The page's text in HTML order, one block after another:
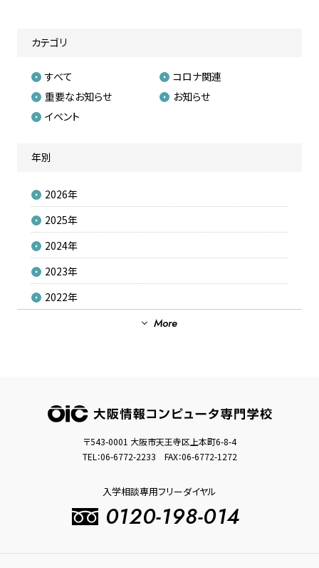
カテゴリ
すべて
コロナ関連
重要なお知らせ
お知らせ
イベント
年別
2026年
2025年
2024年
2023年
2022年
2017年
2013年
More
〒543-0001 大阪市天王寺区上本町6-8-4
TEL：06-6772-2233 FAX：06-6772-1272
入学相談専用フリーダイヤル
0120-198-014